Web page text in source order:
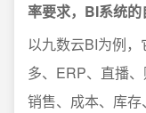
率要求，BI系统
以九数云BI为例
多、ERP、直播
销售、成本、库